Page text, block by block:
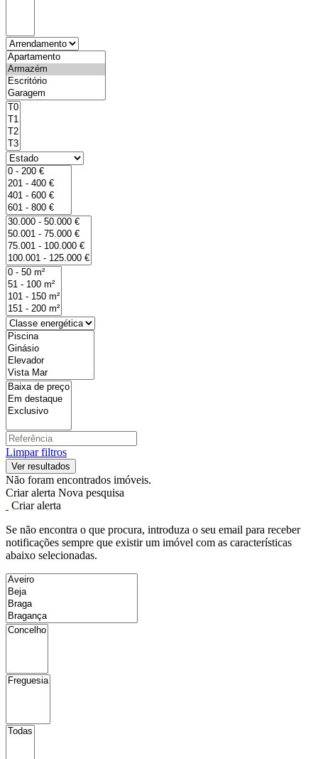
Limpar filtros
Não foram encontrados imóveis.
Criar alerta Nova pesquisa
Criar alerta
Se não encontra o que procura, introduza o seu email para receber
notificações sempre que existir um imóvel com as características
abaixo selecionadas.